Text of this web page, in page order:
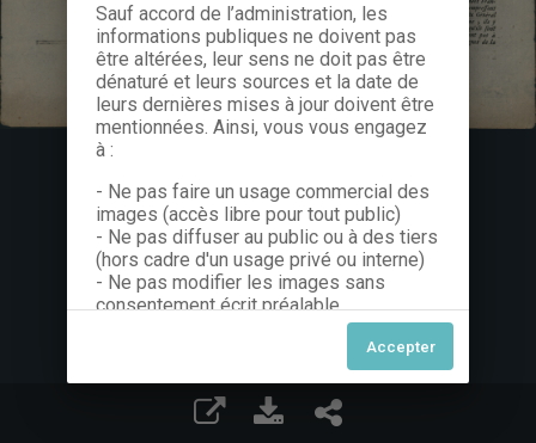
Sauf accord de l’administration, les
informations publiques ne doivent pas
être altérées, leur sens ne doit pas être
dénaturé et leurs sources et la date de
leurs dernières mises à jour doivent être
mentionnées. Ainsi, vous vous engagez
à :
- Ne pas faire un usage commercial des
images (accès libre pour tout public)
- Ne pas diffuser au public ou à des tiers
(hors cadre d'un usage privé ou interne)
- Ne pas modifier les images sans
consentement écrit préalable
Dans le cas contraire, nous vous invitons
à nous contacter afin de solliciter le type
de Licence souhaitée parmi celles
proposées et le cas échéant, acquitter